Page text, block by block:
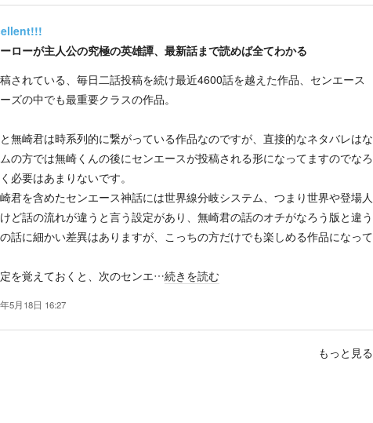
ローが主人公の究極の英雄譚、最新話まで読めば全てわかる
されている、毎日二話投稿を続け最近4600話を越えた作品、センエース
ズの中でも最重要クラスの作品。
無崎君は時系列的に繋がっている作品なのですが、直接的なネタバレはな
の方では無崎くんの後にセンエースが投稿される形になってますのでなろ
必要はあまりないです。
君を含めたセンエース神話には世界線分岐システム、つまり世界や登場人
ど話の流れが違うと言う設定があり、無崎君の話のオチがなろう版と違う
話に細かい差異はありますが、こっちの方だけでも楽しめる作品になって
を覚えておくと、次のセンエ…続きを読む
5月18日 16:27
もっと見る